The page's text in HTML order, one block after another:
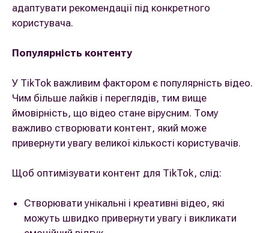
адаптувати рекомендації під конкретного
користувача.
Популярність контенту
У TikTok важливим фактором є популярність відео.
Чим більше лайків і переглядів, тим вище
ймовірність, що відео стане вірусним. Тому
важливо створювати контент, який може
привернути увагу великої кількості користувачів.
Щоб оптимізувати контент для TikTok, слід:
Створювати унікальні і креативні відео, які
можуть швидко привернути увагу і викликати